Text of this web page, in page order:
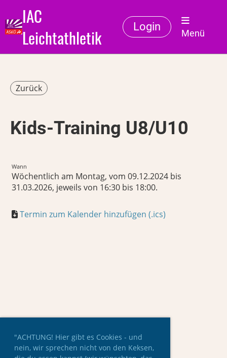
"ACHTUNG! Hier gibt es Cookies - und
nein, wir sprechen nicht von den Keksen,
IAC
Leichtathletik
Login
Menü
Zurück
Kids-Training U8/U10
Wann
Wöchentlich am Montag, vom 09.12.2024 bis
31.03.2026, jeweils von 16:30 bis 18:00.
Termin zum Kalender hinzufügen (.ics)